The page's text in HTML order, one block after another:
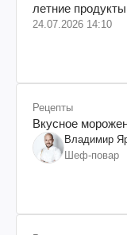
летние
24.07.2026 14:10
Рецепты
Вкусное
Владимир
Шеф-повар